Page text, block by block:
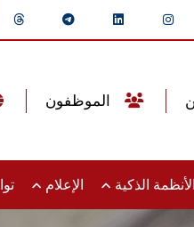
الأنظمة الذكية الإعلام